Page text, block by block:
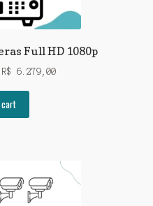
Full HD 1080p
R$ 6.279,00
cart